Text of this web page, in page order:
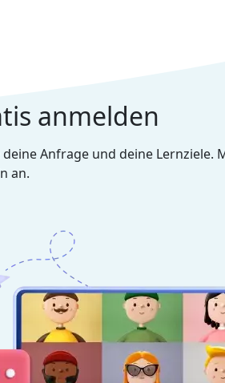
anmelden
deine Anfrage und deine Lernziele.
an.